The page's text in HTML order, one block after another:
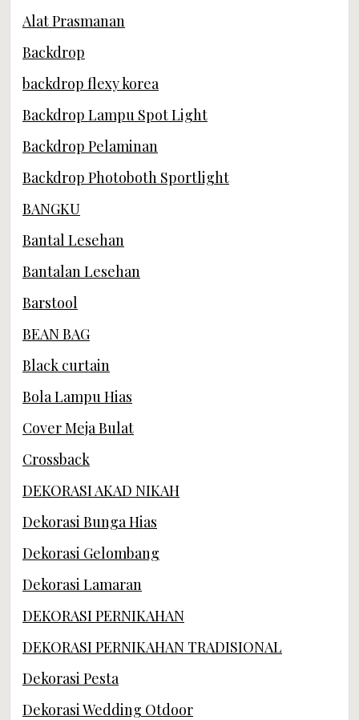
Alat Prasmanan
Backdrop
backdrop flexy korea
Backdrop Lampu Spot Light
Backdrop Pelaminan
Backdrop Photoboth Sportlight
BANGKU
Bantal Lesehan
Bantalan Lesehan
Barstool
BEAN BAG
Black curtain
Bola Lampu Hias
Cover Meja Bulat
Crossback
DEKORASI AKAD NIKAH
Dekorasi Bunga Hias
Dekorasi Gelombang
Dekorasi Lamaran
DEKORASI PERNIKAHAN
DEKORASI PERNIKAHAN TRADISIONAL
Dekorasi Pesta
Dekorasi Wedding Otdoor